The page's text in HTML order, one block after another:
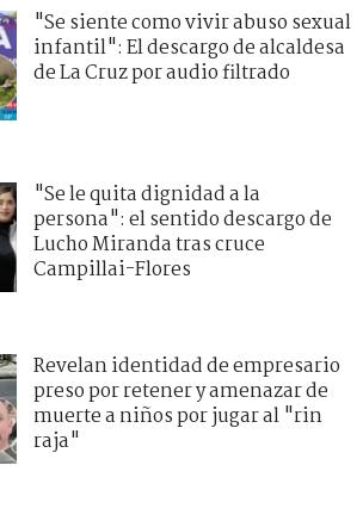
"Se siente como vivir abuso sexual
infantil": El descargo de alcaldesa
de La Cruz por audio filtrado
"Se le quita dignidad a la
persona": el sentido descargo de
Lucho Miranda tras cruce
Campillai-Flores
Revelan identidad de empresario
preso por retener y amenazar de
muerte a niños por jugar al "rin
raja"